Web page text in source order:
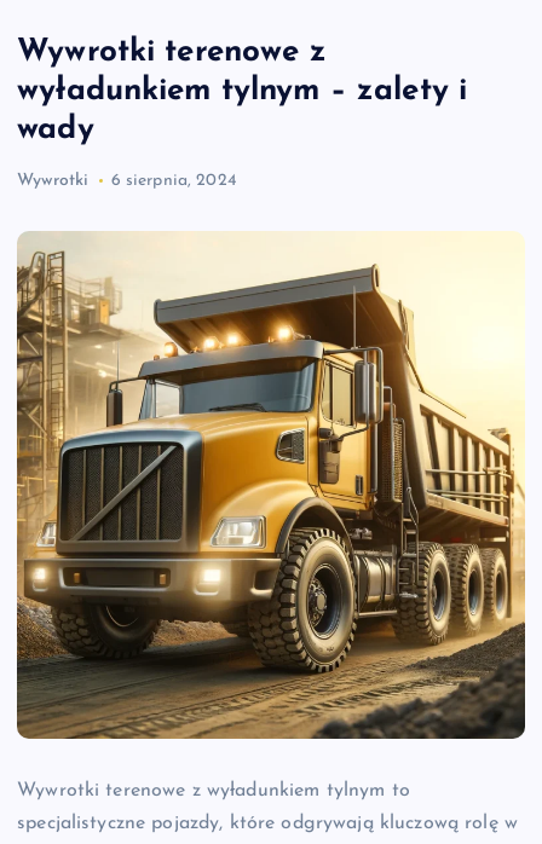
Wywrotki terenowe z
wyładunkiem tylnym – zalety i
wady
Wywrotki 6 sierpnia, 2024
Wywrotki terenowe z wyładunkiem tylnym to
specjalistyczne pojazdy, które odgrywają kluczową rolę w